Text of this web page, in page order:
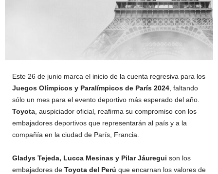
Este 26 de junio marca el inicio de la cuenta regresiva para los
Juegos Olímpicos y Paralímpicos de París 2024 , faltando
sólo un mes para el evento deportivo más esperado del año.
Toyota , auspiciador oficial, reafirma su compromiso con los
embajadores deportivos que representarán al país y a la
compañía en la ciudad de París, Francia.
Gladys Tejeda, Lucca Mesinas y Pilar Jáuregui son los
embajadores de Toyota del Perú que encarnan los valores de